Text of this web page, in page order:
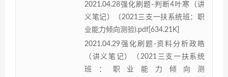
2021.04.28强化刷题-判断4叶寒（讲
义笔记）（2021三支一扶系统班：职
业能力倾向测验).pdf[634.21K]
2021.04.29强化刷题-资料分析政皓
（讲义笔记）（2021三支一扶系统
班：职业能力倾向测